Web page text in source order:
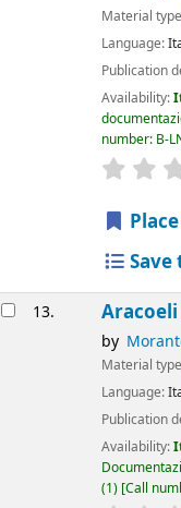
Material
Language:
Publication
Availability:
number: B-
star rating
Save
13.
by
Material
Language:
Publication
Availability:
(1) Call